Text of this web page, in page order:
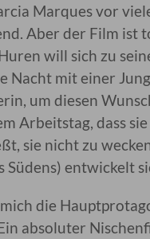
Marques vor
Aber der Film ist
will sich zu
Nacht mit einer
um diesen
Arbeitstag, dass
sie nicht zu
Südens) entwickelt
die
absoluter